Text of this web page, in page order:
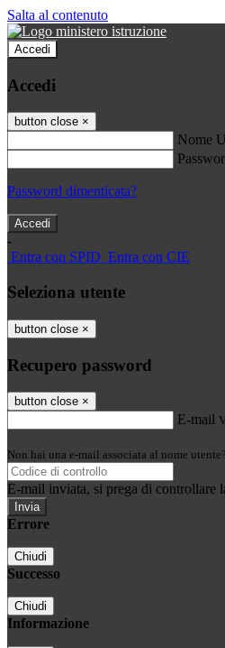
Salta al contenuto
Accedi
Accedi
button close ×
Nome
Password dimenticata?
-
Entra con SPID Entra con CIE
Seleziona utente
button close ×
Recupero password
button close ×
E-mail
Non hai una e-mail associata al nome
E-mail inviata, si prega di controllare
Errore
Chiudi
Successo
Chiudi
Informazione